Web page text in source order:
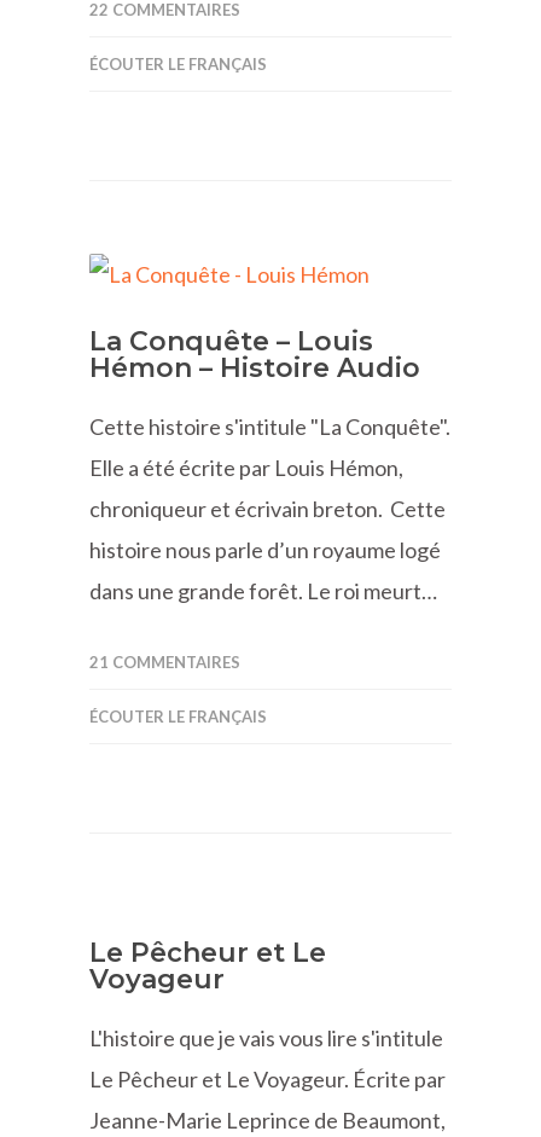
22 COMMENTAIRES
ÉCOUTER LE FRANÇAIS
La Conquête – Louis
Hémon – Histoire Audio
Cette histoire s'intitule "La Conquête".
Elle a été écrite par Louis Hémon,
chroniqueur et écrivain breton. Cette
histoire nous parle d’un royaume logé
dans une grande forêt. Le roi meurt…
21 COMMENTAIRES
ÉCOUTER LE FRANÇAIS
Le Pêcheur et Le
Voyageur
L'histoire que je vais vous lire s'intitule
Le Pêcheur et Le Voyageur. Écrite par
Jeanne-Marie Leprince de Beaumont,